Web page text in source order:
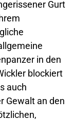
Gurt
in den
blockiert
auch
Gewalt an den